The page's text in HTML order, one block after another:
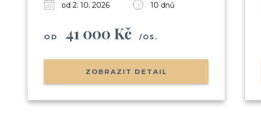
od 2. 10. 2026
10 dnů
OD 41 000 Kč /OS.
ZOBRAZIT DETAIL